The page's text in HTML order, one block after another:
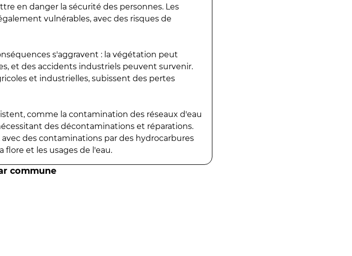
en danger la sécurité des personnes. Les
vulnérables, avec des risques de
s'aggravent : la végétation peut
et des accidents industriels peuvent survenir.
et industrielles, subissent des pertes
comme la contamination des réseaux d'eau
des décontaminations et réparations.
des contaminations par des hydrocarbures
flore et les usages de l'eau.
commune